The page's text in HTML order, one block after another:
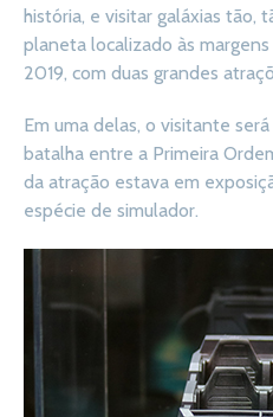
história, e visitar galáxias tão,
planeta localizado às
2019, com duas grandes
Em uma delas, o visitante
batalha entre a Primeira
da atração estava em
espécie de simulador.